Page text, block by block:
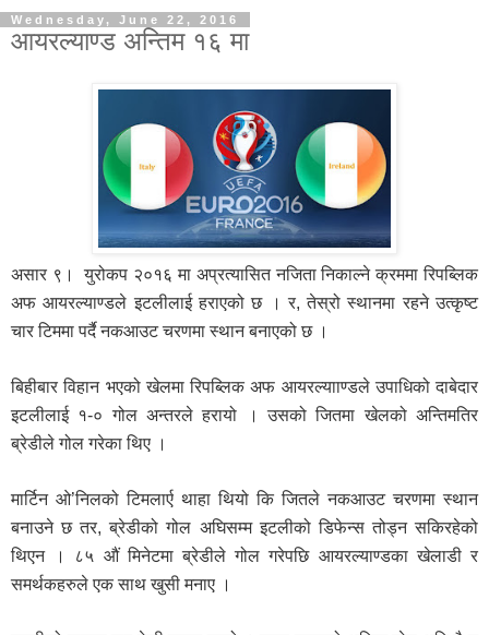
Wednesday, June 22, 2016
आयरल्याण्ड अन्तिम १६ मा
असार ९। युरोकप २०१६ मा अप्रत्यासित नजिता निकाल्ने क्रममा रिपब्लिक
अफ आयरल्याण्डले इटलीलाई हराएको छ । र, तेस्रो स्थानमा रहने उत्कृष्ट
चार टिममा पर्दै नकआउट चरणमा स्थान बनाएको छ ।
बिहीबार विहान भएको खेलमा रिपब्लिक अफ आयरल्यााण्डले उपाधिको दाबेदार
इटलीलाई १-० गोल अन्तरले हरायो । उसको जितमा खेलको अन्तिमतिर
ब्रेडीले गोल गरेका थिए ।
मार्टिन ओ’निलको टिमलार्ए थाहा थियो कि जितले नकआउट चरणमा स्थान
बनाउने छ तर, ब्रेडीको गोल अघिसम्म इटलीको डिफेन्स तोड्न सकिरहेको
थिएन । ८५ औं मिनेटमा ब्रेडीले गोल गरेपछि आयरल्याण्डका खेलाडी र
समर्थकहरुले एक साथ खुसी मनाए ।